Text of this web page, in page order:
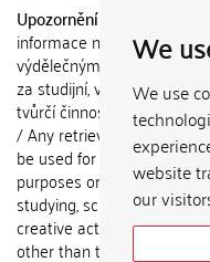
We
We use
website
our
Upozornění / Notice:
informace nemohou být
výdělečným účelům nebo
za studijní, vědeckou nebo
tvůrčí činnost jiné osoby
/ Any retrieved
be used for any
purposes or claimed as
studying, scientific or any
creative activities of any
other than the author.